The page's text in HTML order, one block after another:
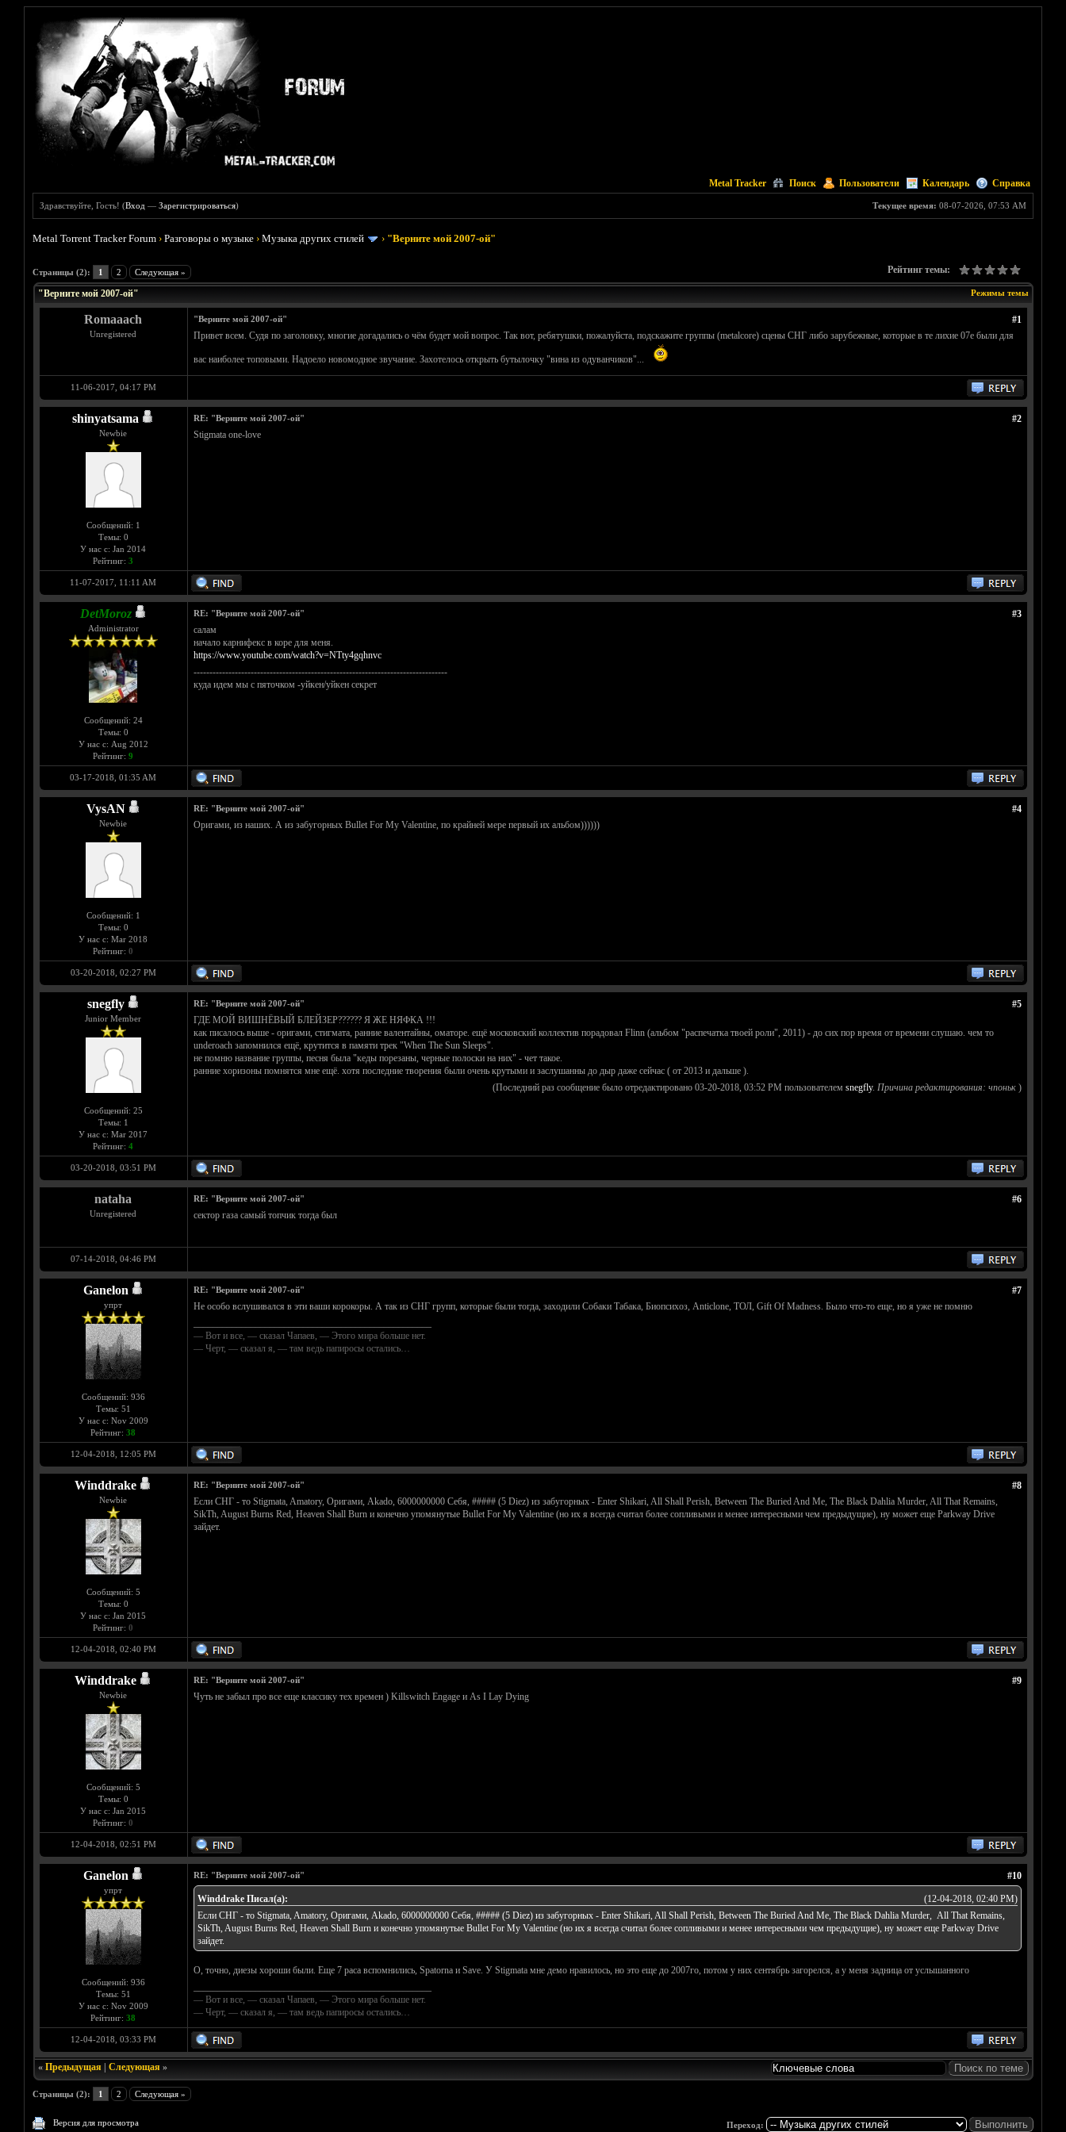
Metal Tracker Поиск Пользователи Календарь Справка
Текущее время: 08-07-2026, 07:53 AM
Здравствуйте, Гость! (Вход —Зарегистрироваться)
Metal Torrent Tracker Forum ›Разговоры о музыке ›Музыка других стилей › "Верните мой 2007-ой"
Страницы (2): 1 2 Следующая » Рейтинг темы:
Голосов: 0 - Средняя оценка: 0
1
2
3
4
5
Режимы темы
"Верните мой 2007-ой"
Romaaach
Unregistered
#1
"Верните мой 2007-ой"
Привет всем. Судя по заголовку, многие догадались о чём будет мой вопрос. Так вот, ребятушки, пожалуйста, подскажите группы (metalcore) сцены СНГ либо зарубежные, которые в те лихие 07е были для
вас наиболее топовыми. Надоело новомодное звучание. Захотелось открыть бутылочку "вина из одуванчиков"...
11-06-2017, 04:17 PM
shinyatsama
Newbie
Сообщений: 1
Темы: 0
У нас с: Jan 2014
Рейтинг: 3
#2
RE: "Верните мой 2007-ой"
Stigmata one-love
11-07-2017, 11:11 AM
DetMoroz
Administrator
Сообщений: 24
Темы: 0
У нас с: Aug 2012
Рейтинг: 9
#3
RE: "Верните мой 2007-ой"
салам
начало карнифекс в коре для меня.
https://www.youtube.com/watch?v=NTty4gqhnvc
--------------------------------------------------------------------------------
куда идем мы с пяточком -уйкен/уйкен секрет
03-17-2018, 01:35 AM
VysAN
Newbie
Сообщений: 1
Темы: 0
У нас с: Mar 2018
Рейтинг: 0
#4
RE: "Верните мой 2007-ой"
Оригами, из наших. А из забугорных Bullet For My Valentine, по крайней мере первый их альбом))))))
03-20-2018, 02:27 PM
snegfly
Junior Member
Сообщений: 25
Темы: 1
У нас с: Mar 2017
Рейтинг: 4
#5
RE: "Верните мой 2007-ой"
ГДЕ МОЙ ВИШНЁВЫЙ БЛЕЙЗЕР?????? Я ЖЕ НЯФКА !!!
как писалось выше - оригами, стигмата, ранние валентайны, оматоре. ещё московский коллектив порадовал Flinn (альбом "распечатка твоей роли", 2011) - до сих пор время от времени слушаю. чем то
underoach запомнился ещё, крутится в памяти трек "When The Sun Sleeps".
не помню название группы, песня была "кеды порезаны, черные полоски на них" - чет такое.
ранние хоризоны помнятся мне ещё. хотя последние творения были очень крутыми и заслушанны до дыр даже сейчас ( от 2013 и дальше ).
(Последний раз сообщение было отредактировано 03-20-2018, 03:52 PM пользователем snegfly. Причина редактирования: чпоньк )
03-20-2018, 03:51 PM
nataha
Unregistered
#6
RE: "Верните мой 2007-ой"
сектор газа самый топчик тогда был
07-14-2018, 04:46 PM
Ganelon
упрт
Сообщений: 936
Темы: 51
У нас с: Nov 2009
Рейтинг: 38
#7
RE: "Верните мой 2007-ой"
Не особо вслушивался в эти ваши корокоры. А так из СНГ групп, которые были тогда, заходили Собаки Табака, Биопсихоз, Anticlone, ТОЛ, Gift Of Madness. Было что-то еще, но я уже не помню
— Вот и все, — сказал Чапаев, — Этого мира больше нет.
— Черт, — сказал я, — там ведь папиросы остались…
12-04-2018, 12:05 PM
Winddrake
Newbie
Сообщений: 5
Темы: 0
У нас с: Jan 2015
Рейтинг: 0
#8
RE: "Верните мой 2007-ой"
Если СНГ - то Stigmata, Amatory, Оригами, Akado, 6000000000 Себя, ##### (5 Diez) из забугорных - Enter Shikari, All Shall Perish, Between The Buried And Me, The Black Dahlia Murder, All That Remains,
SikTh, August Burns Red, Heaven Shall Burn и конечно упомянутые Bullet For My Valentine (но их я всегда считал более сопливыми и менее интересными чем предыдущие), ну может еще Parkway Drive
зайдет.
12-04-2018, 02:40 PM
Winddrake
Newbie
Сообщений: 5
Темы: 0
У нас с: Jan 2015
Рейтинг: 0
#9
RE: "Верните мой 2007-ой"
Чуть не забыл про все еще классику тех времен ) Killswitch Engage и As I Lay Dying
12-04-2018, 02:51 PM
Ganelon
упрт
Сообщений: 936
Темы: 51
У нас с: Nov 2009
Рейтинг: 38
#10
RE: "Верните мой 2007-ой"
(12-04-2018, 02:40 PM)
Winddrake Писал(а):
Если СНГ - то Stigmata, Amatory, Оригами, Akado, 6000000000 Себя, ##### (5 Diez) из забугорных - Enter Shikari, All Shall Perish, Between The Buried And Me, The Black Dahlia Murder, All That Remains,
SikTh, August Burns Red, Heaven Shall Burn и конечно упомянутые Bullet For My Valentine (но их я всегда считал более сопливыми и менее интересными чем предыдущие), ну может еще Parkway Drive
зайдет.
О, точно, диезы хороши были. Еще 7 раса вспомнились, Spatorna и Save. У Stigmata мне демо нравилось, но это еще до 2007го, потом у них сентябрь загорелся, а у меня задница от услышанного
— Вот и все, — сказал Чапаев, — Этого мира больше нет.
— Черт, — сказал я, — там ведь папиросы остались…
12-04-2018, 03:33 PM
« Предыдущая| Следующая»
Страницы (2): 1 2 Следующая »
Версия для просмотра Переход: